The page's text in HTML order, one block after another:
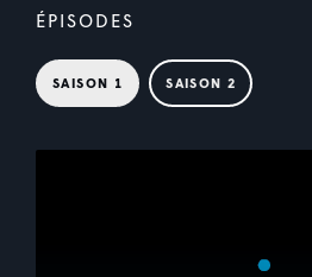
ÉPISODES
SAISON 1 SAISON 2